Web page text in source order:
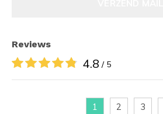
Reviews
4.8 / 5
1 2 3